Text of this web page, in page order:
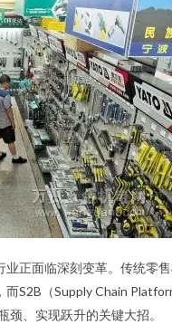
正面临深刻变革。传统零
S2B（Supply Chain
、实现跃升的关键大招。